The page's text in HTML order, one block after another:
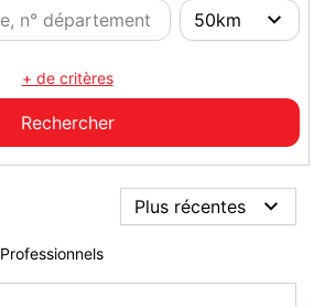
+ de critères
Professionnels